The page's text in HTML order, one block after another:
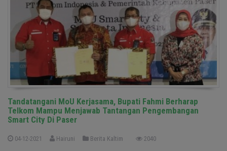
Tandatangani MoU Kerjasama, Bupati Fahmi Berharap
Telkom Mampu Menjawab Tantangan Pengembangan
Smart City Di Paser
04-12-2021 Hairuni Berita Kaltim 2040